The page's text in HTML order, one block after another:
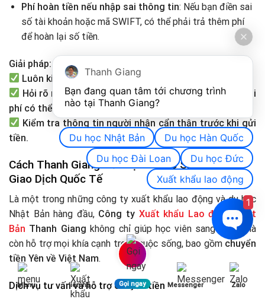
Phí hoàn tiền nếu nhập sai thông tin: Nếu bạn điền sai
số tài khoản hoặc mã SWIFT, có thể phải trả thêm phí
để hoàn lại số tiền.
Giải pháp:
Luôn kiểm tra tỷ giá và phí trước khi giao dịch.
Hỏi rõ ngân hàng hoặc dịch vụ chuyển tiền về các chi
phí có thể phát sinh.
Kiểm tra thông tin người nhận cẩn thận trước khi gửi
tiền.
Cách Thanh Giang Hỗ Trợ Du Học Sinh Trong
Giao Dịch Quốc Tế
Là một trong những công ty xuất khẩu lao động và du học
Nhật Bản hàng đầu, Công ty Xuất khẩu Lao động Nhật
Bản Thanh Giang không chỉ giúp học viên sang Nhật mà
còn hỗ trợ mọi khía cạnh trong cuộc sống, bao gồm chuyển
tiền Yên về Việt Nam.
Dịch vụ tư vấn và hỗ trợ chuyển tiền
Menu liên hệ Gọi ngay Messenger Zalo
Thanh Giang
Bạn đang quan tâm tới chương trình
nào tại Thanh Giang?
Du học Nhật Bản
Du học Hàn Quốc
Du học Đài Loan
Du học Đức
Xuất khẩu lao động
1